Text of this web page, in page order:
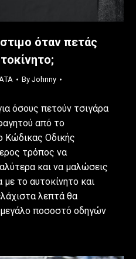
όταν πετάς
By Johnny
όσους πετούν τσιγάρα
από το
Κώδικας Οδικής
τρόπος να
και να μαλώσεις
με το αυτοκίνητο και
λεπτά θα
ποσοστό οδηγών